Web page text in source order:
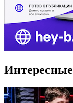
Интересные